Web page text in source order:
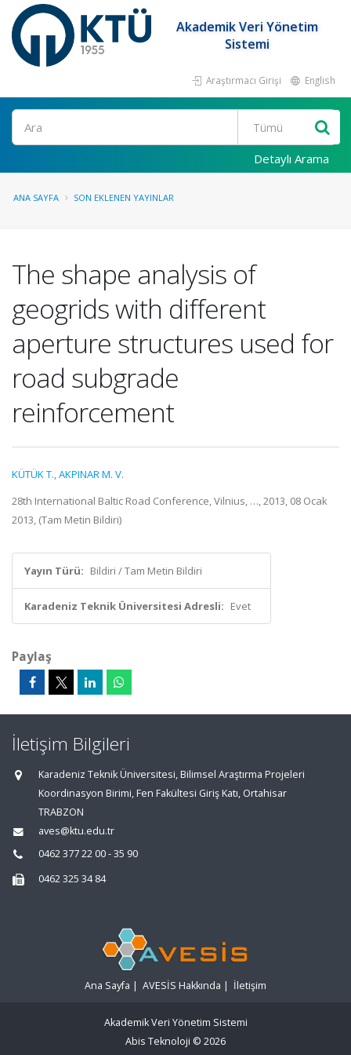
Akademik Veri Yönetim
Sistemi
Araştırmacı Girişi English
Ara
Detaylı Arama
ANA SAYFA SON EKLENEN YAYINLAR
The shape analysis of
geogrids with different
aperture structures used for
road subgrade
reinforcement
KÜTÜK T.,AKPINAR M. V.
28th International Baltic Road Conference, Vilnius, …, 2013, 08 Ocak
2013, (Tam Metin Bildiri)
Yayın Türü: Bildiri / Tam Metin Bildiri
Karadeniz Teknik Üniversitesi Adresli: Evet
Paylaş
İletişim Bilgileri
Karadeniz Teknik Üniversitesi, Bilimsel Araştırma Projeleri
Koordinasyon Birimi, Fen Fakültesi Giriş Katı, Ortahisar
TRABZON
aves@ktu.edu.tr
0462 377 22 00 - 35 90
0462 325 34 84
Ana Sayfa | AVESİS Hakkında | İletişim
Akademik Veri Yönetim Sistemi
Abis Teknoloji © 2026